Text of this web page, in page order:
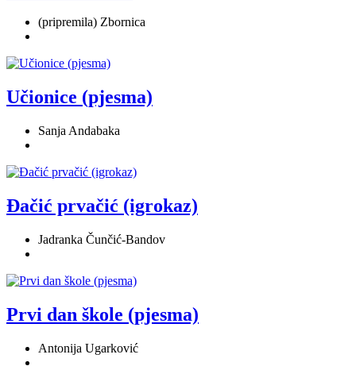
(pripremila) Zbornica
Učionice (pjesma)
Sanja Andabaka
Đačić prvačić (igrokaz)
Jadranka Čunčić-Bandov
Prvi dan škole (pjesma)
Antonija Ugarković